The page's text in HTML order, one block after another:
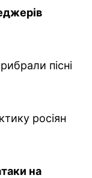
пісні
росіян
на